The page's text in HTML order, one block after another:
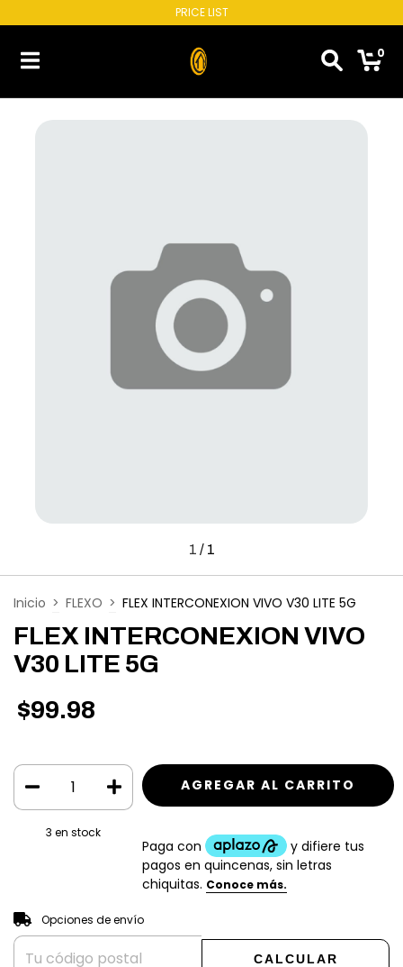
PRICE LIST
0
1 / 1
Inicio > FLEXO > FLEX INTERCONEXION VIVO V30 LITE 5G
FLEX INTERCONEXION VIVO
V30 LITE 5G
$99.98
3 en stock
Entregas para el CP:
Opciones de envío
CALCULAR